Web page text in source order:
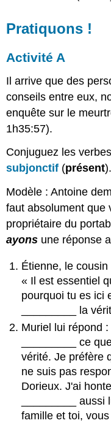
Pratiquons !
Activité A
Il arrive que des
conseils entre eux,
enquête sur le
1h35:57).
Conjuguez les
subjonctif (présent).
Modèle : Antoine
faut absolument que
propriétaire du
ayons une réponse
Étienne, le
« Il est essentiel
pourquoi tu es ici
_________ la
Muriel lui répond
_________ ce
vérité. Je préfère
ne suis pas
Dorieux. J'ai
_________
famille et toi,